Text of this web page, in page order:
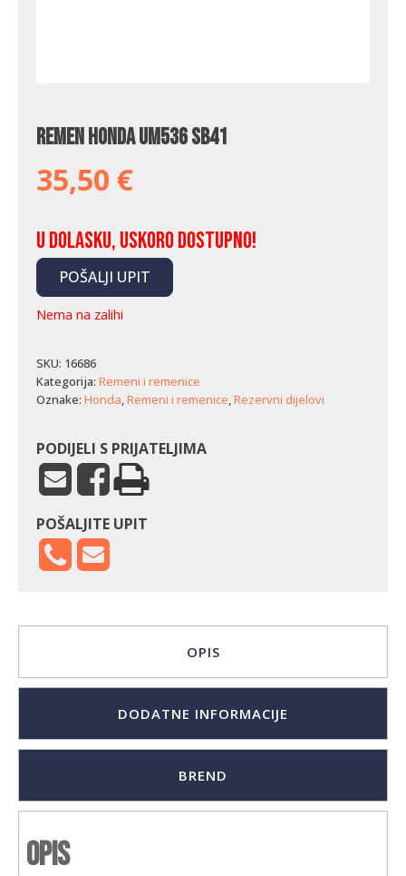
Remen Honda UM536 SB41
35,50 €
U dolasku, uskoro dostupno!
POŠALJI UPIT
Nema na zalihi
SKU: 16686
Kategorija: Remeni i remenice
Oznake: Honda,Remeni i remenice,Rezervni dijelovi
PODIJELI S PRIJATELJIMA
POŠALJITE UPIT
OPIS
DODATNE INFORMACIJE
BREND
Opis